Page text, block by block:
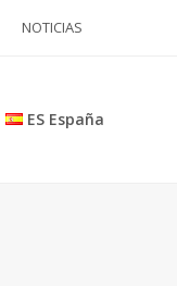
NOTICIAS
ES España